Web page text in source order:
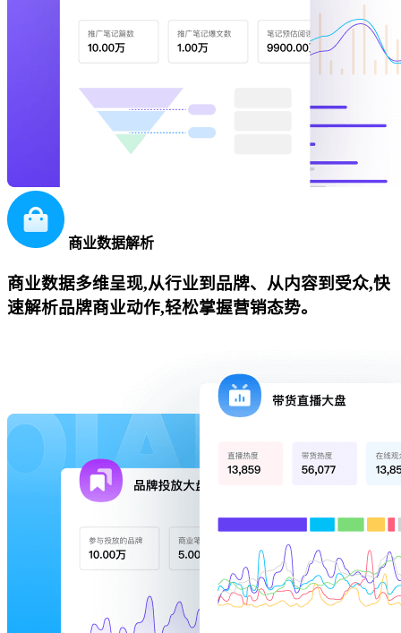
商业数据解析
商业数据多维呈现,从行业到品牌、从内容到受众,快
速解析品牌商业动作,轻松掌握营销态势。